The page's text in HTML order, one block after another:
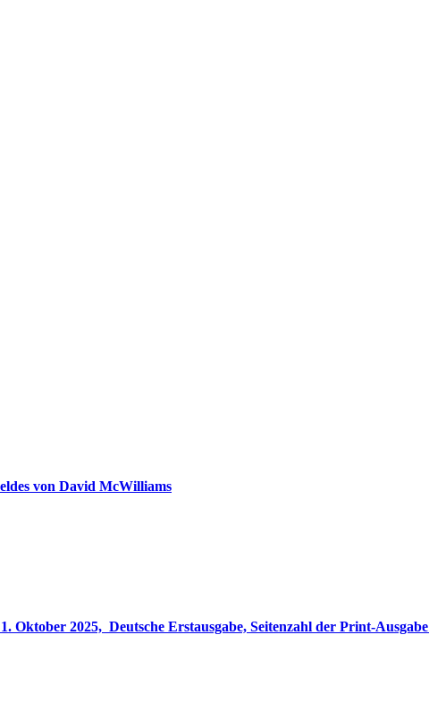
von David McWilliams
Seitenzahl der Print-Ausgabe ‏ : ‎ 848 Seiten, ISBN-13 ‏ : ‎ 978-3764533694, Originaltitel ‏ : ‎ For